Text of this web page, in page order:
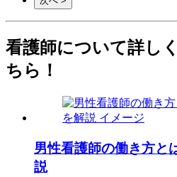
看護師について詳し
ちら！
男性看護師の働き方と
説